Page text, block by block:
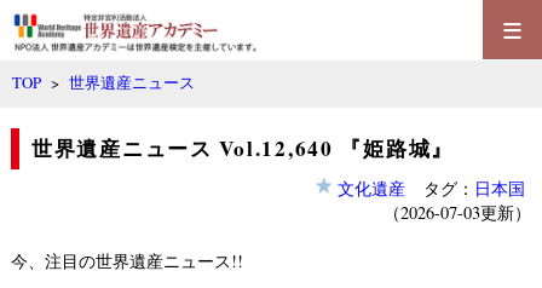
≡
TOP >世界遺産ニュース
世界遺産ニュース Vol.12,640 『姫路城』
文化遺産タグ： 日本国
（2026-07-03更新）
今、注目の世界遺産ニュース!!